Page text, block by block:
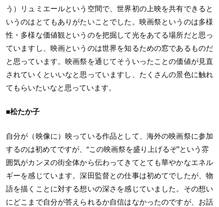
う）リュミエールという空間で、世界初の上映を共有できると
いうのはとてもありがたいことでした。映画祭というのは多様
性・多様な価値観というのを把掘して光をあてる場所だと思っ
ていますし、映画というのは世界を知るための窓であるものだ
と思っています。映画祭を通じてそういったことの価値が見直
されていくといいなと思っていますし、たくさんの景色に触れ
てもらいたいなと思っています。
■松たか子
自分が（映像に）映っている作品として、海外の映画祭に参加
するのは初めてですが、“この映画祭を盛り上げるぞ”という雰
囲気がカンヌの街全体から伝わってきてとても華やかなエネル
ギーを感じています。深田監督との仕事は初めてでしたが、物
語を描くことに対する想いの深さを感じていました。その想い
にどこまで自分が答えられるか自信はなかったのですが、お話